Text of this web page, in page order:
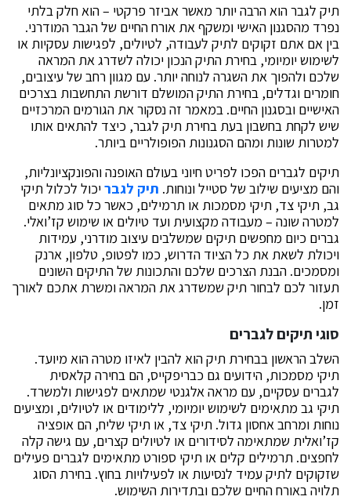
תיק לגבר הוא הרבה יותר מאשר אביזר פרקטי – הוא חלק בלתי
נפרד מהסגנון האישי ומשקף את אורח החיים של הגבר המודרני.
בין אם אתם זקוקים לתיק לעבודה, לטיולים, לפגישות עסקיות או
לשימוש יומיומי, בחירת התיק הנכון יכולה לשדרג את המראה
שלכם ולהפוך את השגרה לנוחה יותר. עם מגוון רחב של עיצובים,
חומרים וגדלים, בחירת התיק המושלם דורשת התחשבות בצרכים
האישיים ובסגנון החיים. במאמר זה נסקור את הגורמים המרכזיים
שיש לקחת בחשבון בעת בחירת תיק לגבר, כיצד להתאים אותו
למטרות שונות ומהם הסגנונות הפופולריים ביותר.
תיקים לגברים הפכו לפריט חיוני בעולם האופנה והפונקציונליות,
והם מציעים שילוב של סטייל ונוחות. תיק לגבריכול לכלול תיקי
גב, תיקי צד, תיקי מסמכות או תרמילים, כאשר כל סוג מתאים
למטרה שונה – מעבודה מקצועית ועד טיולים או שימוש קז’ואלי.
גברים כיום מחפשים תיקים שמשלבים עיצוב מודרני, עמידות
ויכולת לשאת את כל הציוד הדרוש, כמו לפטופ, טלפון, ארנק
ומסמכים. הבנת הצרכים שלכם והתכונות של התיקים השונים
תעזור לכם לבחור תיק שמשדרג את המראה ומשרת אתכם לאורך
זמן.
סוגי תיקים לגברים
השלב הראשון בבחירת תיק הוא להבין לאיזו מטרה הוא מיועד.
תיקי מסמכות, הידועים גם כבריפקייס, הם בחירה קלאסית
לגברים עסקיים, עם מראה אלגנטי שמתאים לפגישות ולמשרד.
תיקי גב מתאימים לשימוש יומיומי, ללימודים או לטיולים, ומציעים
נוחות ומרחב אחסון גדול. תיקי צד, או תיקי שליח, הם אופציה
קז’ואלית שמתאימה לסידורים או לטיולים קצרים, עם גישה קלה
לחפצים. תרמילים קלים או תיקי ספורט מתאימים לגברים פעילים
שזקוקים לתיק עמיד לנסיעות או לפעילויות בחוץ. בחירת הסוג
תלויה באורח החיים שלכם ובתדירות השימוש.